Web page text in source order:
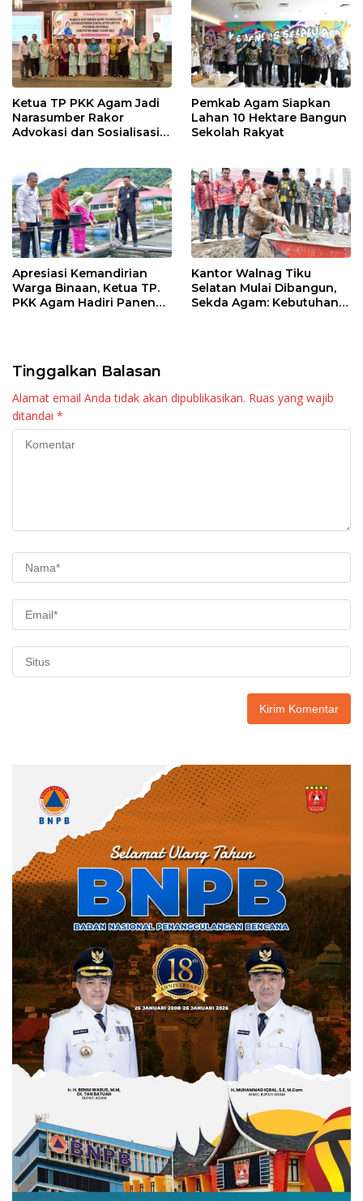
k p
Ketua TP PKK Agam Jadi
Narasumber Rakor
Advokasi dan Sosialisasi
Pemkab Agam Siapkan
Lahan 10 Hektare Bangun
Sekolah Rakyat
Apresiasi Kemandirian
Warga Binaan, Ketua TP.
PKK Agam Hadiri Panen
Kantor Walnag Tiku
Selatan Mulai Dibangun,
Sekda Agam: Kebutuhan
Tinggalkan Balasan
Alamat email Anda tidak akan dipublikasikan. Ruas yang wajib
ditandai *